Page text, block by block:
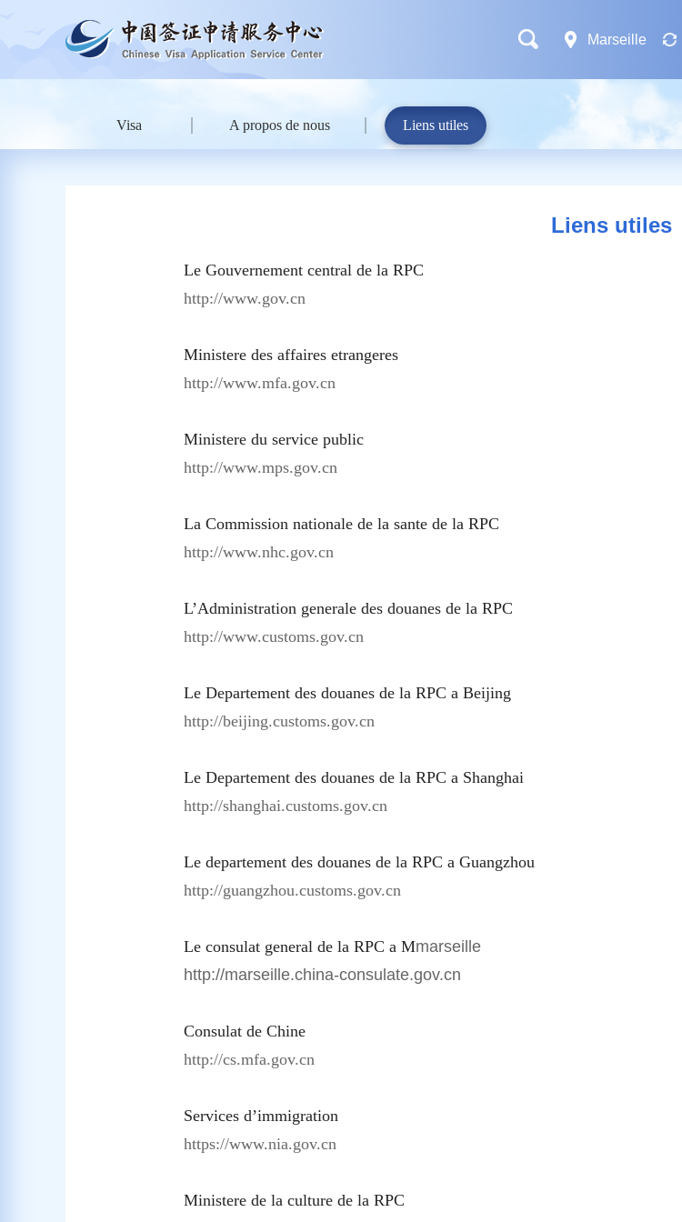
Marseille
Visa A propos de nous Liens utiles
Liens utiles
Le Gouvernement central de la RPC
http://www.gov.cn
Ministere des affaires etrangeres
http://www.mfa.gov.cn
Ministere du service public
http://www.mps.gov.cn
La Commission nationale de la sante de la RPC
http://www.nhc.gov.cn
L’Administration generale des douanes de la RPC
http://www.customs.gov.cn
Le Departement des douanes de la RPC a Beijing
http://beijing.customs.gov.cn
Le Departement des douanes de la RPC a Shanghai
http://shanghai.customs.gov.cn
Le departement des douanes de la RPC a Guangzhou
http://guangzhou.customs.gov.cn
Le consulat general de la RPC a Mmarseille
http://marseille.china-consulate.gov.cn
Consulat de Chine
http://cs.mfa.gov.cn
Services d’immigration
https://www.nia.gov.cn
Ministere de la culture de la RPC